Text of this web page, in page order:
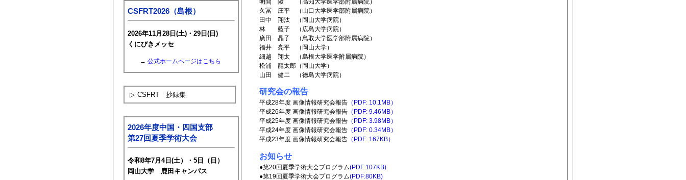
CSFRT2026（島根）
2026年11月28日(土)・29日(日)
くにびきメッセ
→ 公式ホームページはこちら
▷ CSFRT 抄録集
2026年度中国・四国支部
第27回夏季学術大会
令和8年7月4日(土）・5日（日）
岡山大学 鹿田キャンパス
久冨 庄平 （山口大学医学部附属病院）
田中 翔汰 （岡山大学病院）
林 藍子 （広島大学病院）
廣田 晶子 （鳥取大学医学部附属病院）
福井 亮平 （岡山大学）
細越 翔太 （島根大学医学附属病院）
松浦 龍太郎（岡山大学）
山田 健二 （徳島大学病院）
研究会の報告
平成28年度 画像情報研究会報告（PDF: 10.1MB）
平成26年度 画像情報研究会報告（PDF: 9.46MB）
平成25年度 画像情報研究会報告（PDF: 3.98MB）
平成24年度 画像情報研究会報告（PDF: 0.34MB）
平成23年度 画像情報研究会報告（PDF: 167KB）
お知らせ
●第20回夏季学術大会プログラム(PDF:107KB)
●第19回夏季学術大会プログラム(PDF:80KB)